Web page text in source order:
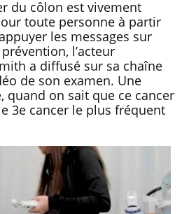
du côlon est vivement
toute personne à partir
les messages sur
l’acteur
a diffusé sur sa chaîne
de son examen. Une
quand on sait que ce cancer
3e cancer le plus fréquent